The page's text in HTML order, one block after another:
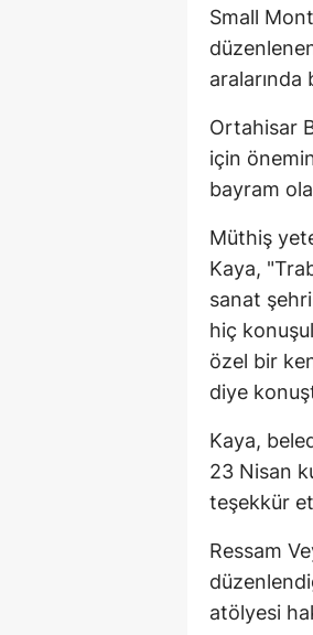
Small
aralarında
Ortahisar
için
bayram
Müthiş
Kaya,
sanat
hiç
özel bir
diye
Kaya,
23 Nisan
teşekkür
Ressam
atölyesi